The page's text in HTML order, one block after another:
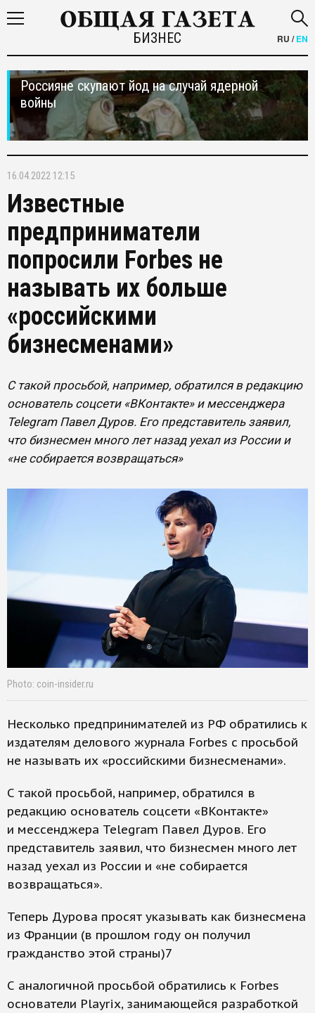
БИЗНЕС RU /EN
Россияне скупают йод на случай ядерной
войны
16.04.2022 12:15
Известные
предприниматели
попросили Forbes не
называть их больше
«российскими
бизнесменами»
С такой просьбой, например, обратился в редакцию
основатель соцсети «ВКонтакте» и мессенджера
Telegram Павел Дуров. Его представитель заявил,
что бизнесмен много лет назад уехал из России и
«не собирается возвращаться»
Photo: coin-insider.ru
Несколько предпринимателей из РФ обратились к
издателям делового журнала Forbes с просьбой
не называть их «российскими бизнесменами».
С такой просьбой, например, обратился в
редакцию основатель соцсети «ВКонтакте»
и мессенджера Telegram Павел Дуров. Его
представитель заявил, что бизнесмен много лет
назад уехал из России и «не собирается
возвращаться».
Теперь Дурова просят указывать как бизнесмена
из Франции (в прошлом году он получил
гражданство этой страны)7
С аналогичной просьбой обратились к Forbes
основатели Playrix, занимающейся разработкой